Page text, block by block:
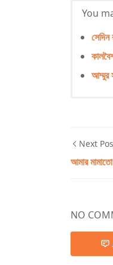
You
সেদিন
আম্মুর
Next
আমার মামাতো
NO